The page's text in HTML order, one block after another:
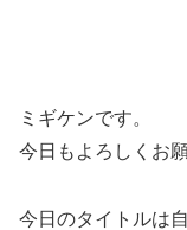
ミギケンです。
今日もよろしくお
今日のタイトルは